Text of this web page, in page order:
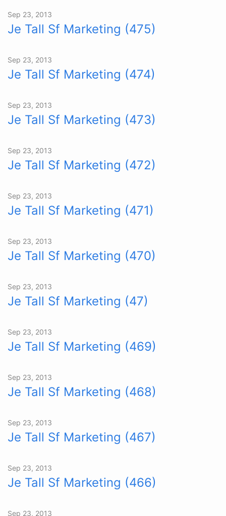
Sep 23, 2013
Je Tall Sf Marketing (475)
Sep 23, 2013
Je Tall Sf Marketing (474)
Sep 23, 2013
Je Tall Sf Marketing (473)
Sep 23, 2013
Je Tall Sf Marketing (472)
Sep 23, 2013
Je Tall Sf Marketing (471)
Sep 23, 2013
Je Tall Sf Marketing (470)
Sep 23, 2013
Je Tall Sf Marketing (47)
Sep 23, 2013
Je Tall Sf Marketing (469)
Sep 23, 2013
Je Tall Sf Marketing (468)
Sep 23, 2013
Je Tall Sf Marketing (467)
Sep 23, 2013
Je Tall Sf Marketing (466)
Sep 23, 2013